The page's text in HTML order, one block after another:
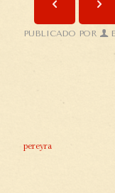
PUBLICADO POR
pereyra